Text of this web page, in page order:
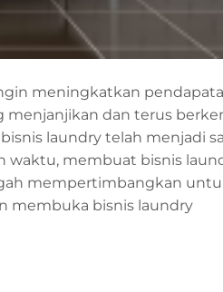
meningkatkan
menjanjikan dan terus
laundry telah menjadi
waktu, membuat bisnis
mempertimbangkan
membuka bisnis laundry